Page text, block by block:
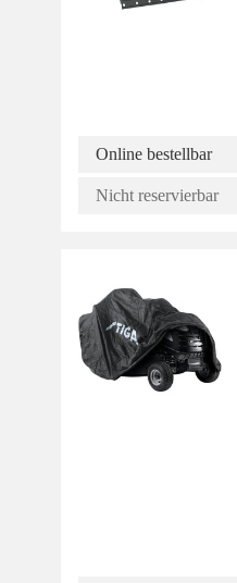
Online bestellbar
Nicht reservierbar